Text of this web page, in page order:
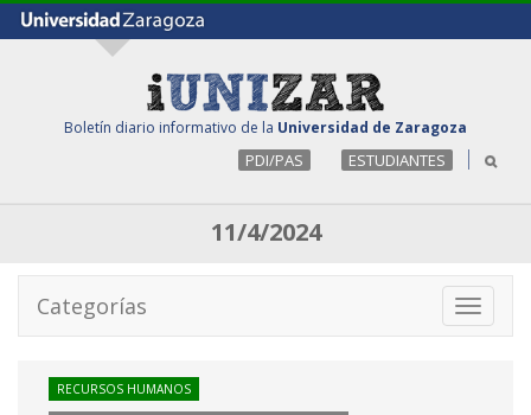
Boletín diario informativo de la Universidad de Zaragoza
PDI/PAS ESTUDIANTES
11/4/2024
Toggle
Categorías
RECURSOS HUMANOS